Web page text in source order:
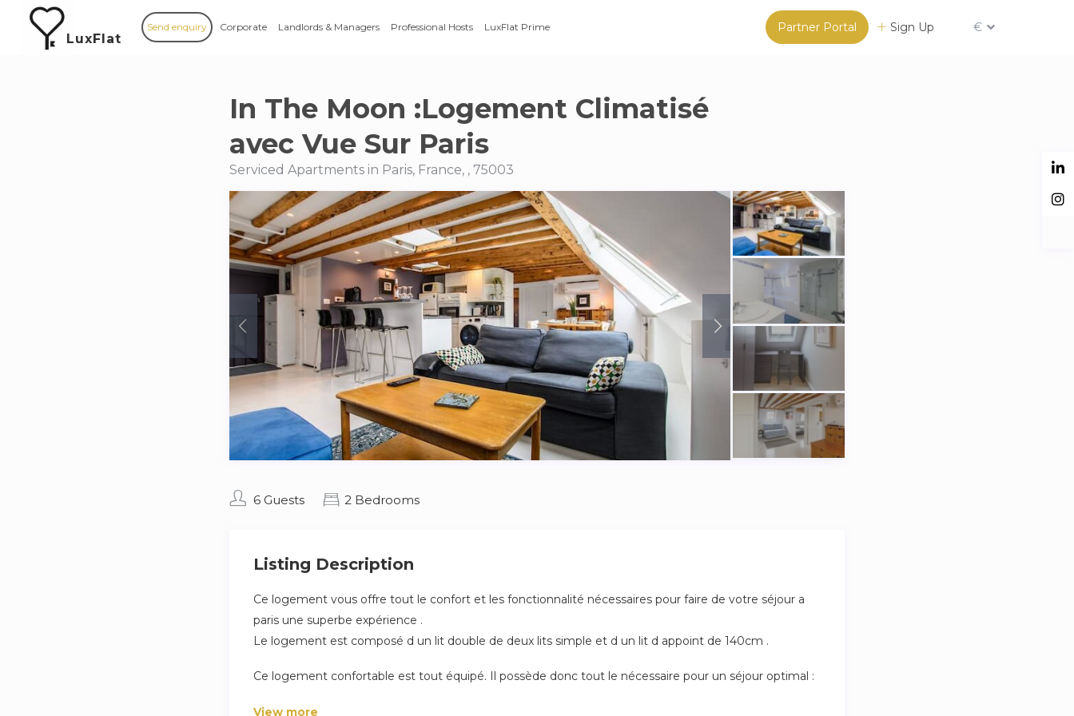
LuxFlat
Partner Portal Sign Up €
Send enquiry Corporate Landlords & Managers Professional Hosts LuxFlat Prime
In The Moon :Logement Climatisé
avec Vue Sur Paris
Serviced Apartments in Paris, France, , 75003
6 Guests 2 Bedrooms
Listing Description
Ce logement vous offre tout le confort et les fonctionnalité nécessaires pour faire de votre séjour a
paris une superbe expérience .
Le logement est composé d un lit double de deux lits simple et d un lit d appoint de 140cm .
Ce logement confortable est tout équipé. Il possède donc tout le nécessaire pour un séjour optimal :
View more